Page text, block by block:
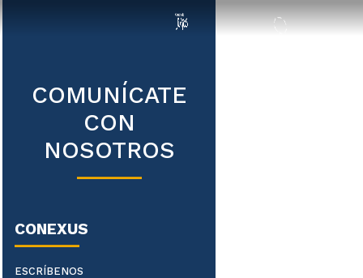
COMUNÍCATE
CON
NOSOTROS
CONEXUS
ESCRÍBENOS